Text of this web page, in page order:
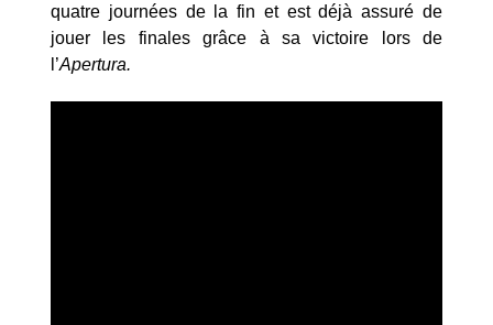
quatre journées de la fin et est déjà assuré de
jouer les finales grâce à sa victoire lors de
l’Apertura.